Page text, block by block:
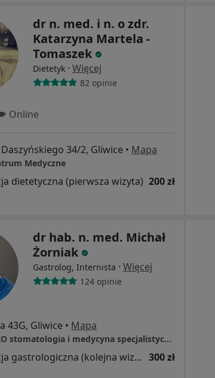
dr n. med. i n. o zdr.
Katarzyna Martela -
Tomaszek
Dietetyk · Więcej
82 opinie
Online
34/2, Gliwice • Mapa
Medyczne
dietetyczna (pierwsza wizyta) 200 zł
dr hab. n. med. Michał
Żorniak
Gastrolog, Internista · Więcej
124 opinie
43G, Gliwice • Mapa
ZDROWISKO stomatologia i medycyna specjalistyczna
Konsultacja gastrologiczna (kolejna wizyta) 300 zł